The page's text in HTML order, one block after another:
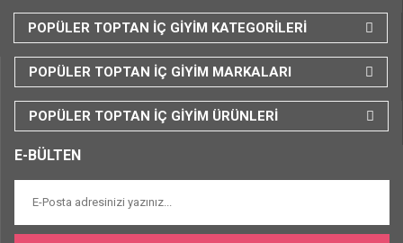
POPÜLER TOPTAN İÇ GİYİM KATEGORİLERİ
POPÜLER TOPTAN İÇ GİYİM MARKALARI
POPÜLER TOPTAN İÇ GİYİM ÜRÜNLERİ
E-BÜLTEN